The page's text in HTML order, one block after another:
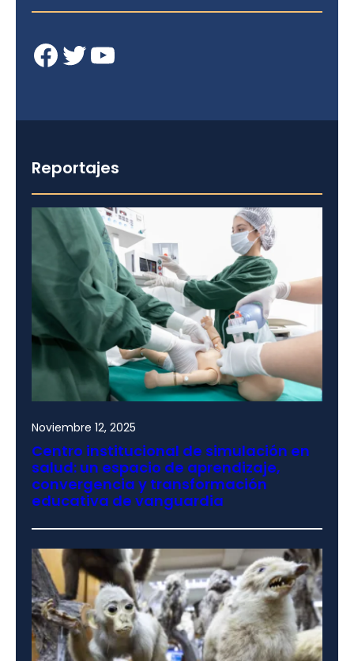
Facebook Twitter YouTube
Reportajes
Noviembre 12, 2025
Centro institucional de simulación en
salud: un espacio de aprendizaje,
convergencia y transformación
educativa de vanguardia